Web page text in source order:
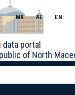
data portal
of North
MK AL EN